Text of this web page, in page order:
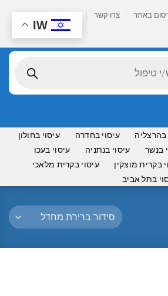
באתר צרו קשר
בהרצליה עיסוי בחדרה
עיסוי בחולון
בנשר עיסוי בנתניה
עיסוי בעכו
בקרית מוצקין
עיסוי בקרית מלאכי
בתל אביב
IW